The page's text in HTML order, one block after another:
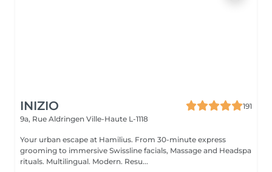
INIZIO
191
9a, Rue Aldringen Ville-Haute L-1118
Your urban escape at Hamilius. From 30-minute express
grooming to immersive Swissline facials, Massage and Headspa
rituals. Multilingual. Modern. Resu...